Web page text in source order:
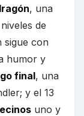
, una
de
sigue con
humor y
final, una
y el 13
uno y